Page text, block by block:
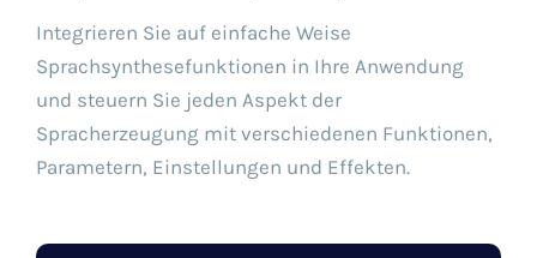
Integrieren Sie auf einfache Weise
Sprachsynthesefunktionen in Ihre Anwendung
und steuern Sie jeden Aspekt der
Spracherzeugung mit verschiedenen Funktionen,
Parametern, Einstellungen und Effekten.